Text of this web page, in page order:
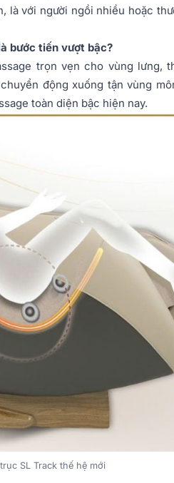
là với người ngồi nhiều hoặc
bước tiến vượt bậc?
trọn vẹn cho vùng lưng,
động xuống tận vùng
toàn diện bậc hiện nay.
SL Track thế hệ mới